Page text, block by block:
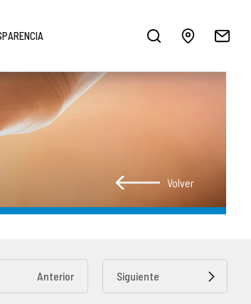
Volver
Anterior Siguiente